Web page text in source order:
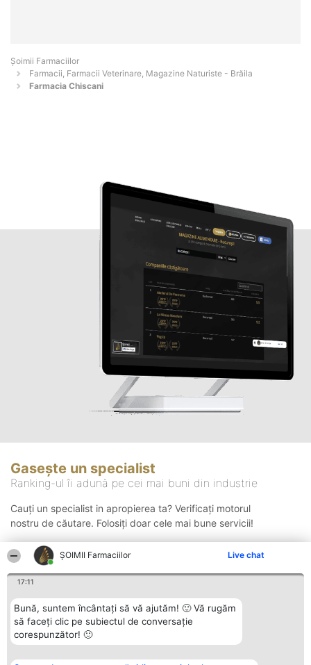
ŞOIMII Farmaciilor Live chat
17:11
Bună, suntem încântați să vă ajutăm! 🙂 Vă rugăm
să faceți clic pe subiectul de conversație
corespunzător! 🙂
Şoimii Farmaciilor
Farmacii, Farmacii Veterinare, Magazine Naturiste - Brăila
Farmacia Chiscani
Gasește un specialist
Ranking-ul îi adună pe cei mai buni din industrie
Cauți un specialist in apropierea ta? Verificați motorul
nostru de căutare. Folosiți doar cele mai bune servicii!